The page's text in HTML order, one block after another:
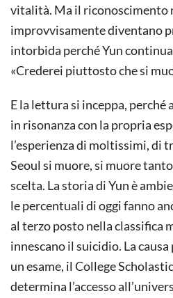
vitalità. Ma il riconoscimento
improvvisamente diventano
intorbida perché Yun
«Crederei piuttosto che si
E la lettura si inceppa, perché
in risonanza con la propria
l’esperienza di moltissimi, di
Seoul si muore, si muore
scelta. La storia di Yun è
le percentuali di oggi fanno
al terzo posto nella classifica
innescano il suicidio. La
un esame, il College
determina l’accesso